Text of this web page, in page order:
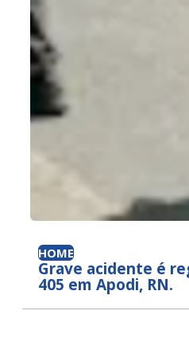
HOME
Grave acidente é
405 em Apodi, RN.